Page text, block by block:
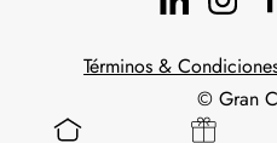
Términos &
© Gran